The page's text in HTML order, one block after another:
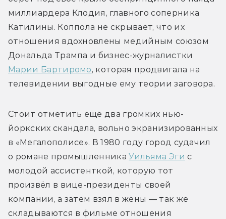
миллиардера Клодия, главного соперника
Катилины. Коппола не скрывает, что их
отношения вдохновлены медийным союзом
Марии Бартиромо, которая продвигала на
телевидении выгодные ему теории заговора.
Стоит отметить ещё два громких нью-
йоркских скандала, вольно экранизированных
в «Мегалополисе». В 1980 году город судачил
о романе промышленника Уильяма Эги с
молодой ассистенткой, которую тот
произвёл в вице-президенты своей
компании, а затем взял в жёны — так же
складываются в фильме отношения